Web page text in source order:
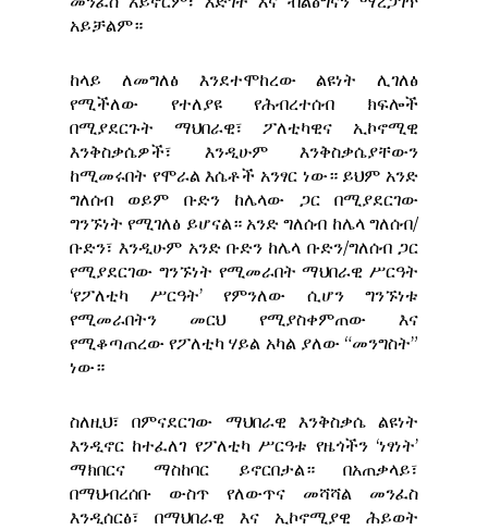
አይቻልም።
ከላይ ለመግለፅ እንደተሞከረው ልዩነት ሊገለፅ
የሚችለው የተለያዩ የሕብረተሰብ ክፍሎች
በሚያደርጉት ማህበራዊ፣ ፖለቲካዊና ኢኮኖሚዊ
እንቅስቃሴዎች፣ እንዲሁም እንቅስቃሴያቸውን
ከሚመሩበት የሞራል እሴቶች አንፃር ነው። ይህም አንድ
ግለሰብ ወይም ቡድን ከሌላው ጋር በሚያደርገው
ግንኙነት የሚገለፅ ይሆናል። አንድ ግለሰብ ከሌላ ግለሰብ/
ቡድን፣ እንዲሁም አንድ ቡድን ከሌላ ቡድን/ግለሰብ ጋር
የሚያደርገው ግንኙነት የሚመራበት ማህበራዊ ሥርዓት
‘የፖለቲካ ሥርዓት’ የምንለው ሲሆን ግንኙነቱ
የሚመራበትን መርህ የሚያስቀምጠው እና
የሚቆጣጠረው የፖለቲካ ሃይል አካል ያለው “መንግስት”
ነው።
ስለዚህ፣ በምናደርገው ማህበራዊ እንቅስቃሴ ልዩነት
እንዲኖር ከተፈለገ የፖለቲካ ሥርዓቱ የዜጎችን ‘ነፃነት’
ማክበርና ማስከባር ይኖርበታል። በአጠቃላይ፣
በማህብረሰቡ ውስጥ የለውጥና መሻሻል መንፈስ
እንዲሰርፅ፣ በማህበራዊ እና ኢኮኖሚያዊ ሕይወት